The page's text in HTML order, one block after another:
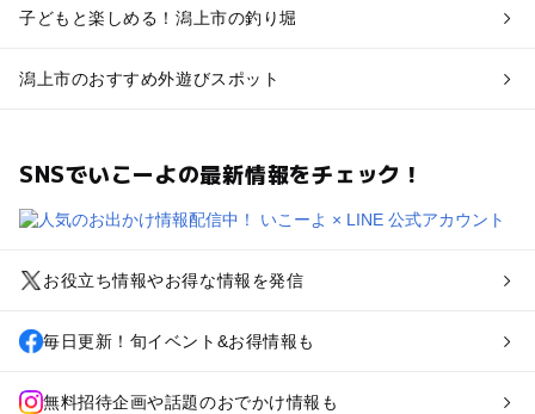
子どもと楽しめる！潟上市の釣り堀
潟上市のおすすめ外遊びスポット
SNSでいこーよの最新情報をチェック！
お役立ち情報やお得な情報を発信
毎日更新！旬イベント&お得情報も
無料招待企画や話題のおでかけ情報も